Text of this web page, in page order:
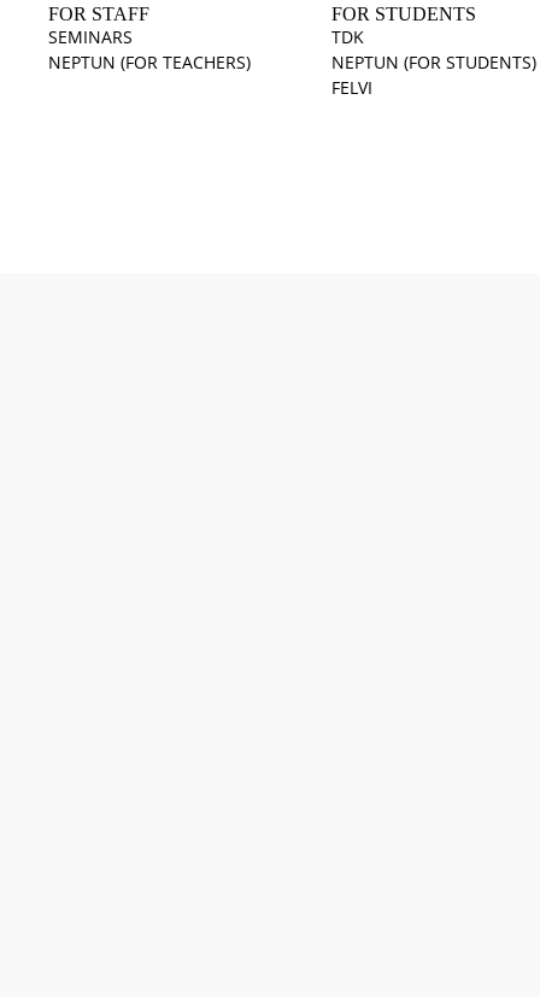
FOR STAFF
SEMINARS
NEPTUN (FOR TEACHERS)
FOR STUDENTS
TDK
NEPTUN (FOR STUDENTS)
FELVI